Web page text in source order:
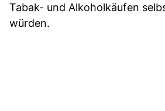
Tabak- und Alkoholkäufen
würden.